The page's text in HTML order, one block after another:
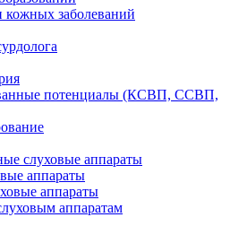
кожных заболеваний
потенциалы (КСВП, ССВП,
слуховые аппараты
аппараты
аппараты
аппаратам